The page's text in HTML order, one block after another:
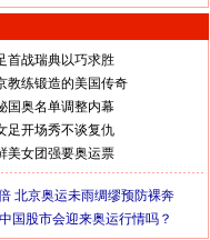
首战瑞典以巧求胜
教练锻造的美国传奇
国奥名单调整内幕
足开场秀不谈复仇
美女团强要奥运票
北京奥运未雨绸缪预防裸奔
中国股市会迎来奥运行情吗？